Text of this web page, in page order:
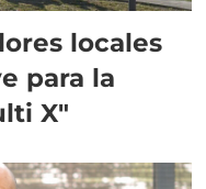
locales
para la
X"